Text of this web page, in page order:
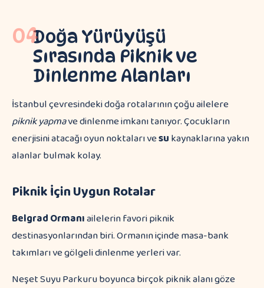
04Doğa Yürüyüşü
Sırasında Piknik ve
Dinlenme Alanları
İstanbul çevresindeki doğa rotalarının çoğu ailelere
piknik yapmave dinlenme imkanı tanıyor. Çocukların
enerjisini atacağı oyun noktaları vesukaynaklarına yakın
alanlar bulmak kolay.
Piknik İçin Uygun Rotalar
Belgrad Ormanıailelerin favori piknik
destinasyonlarından biri. Ormanın içinde masa-bank
takımları ve gölgeli dinlenme yerleri var.
Neşet Suyu Parkuru boyunca birçok piknik alanı göze